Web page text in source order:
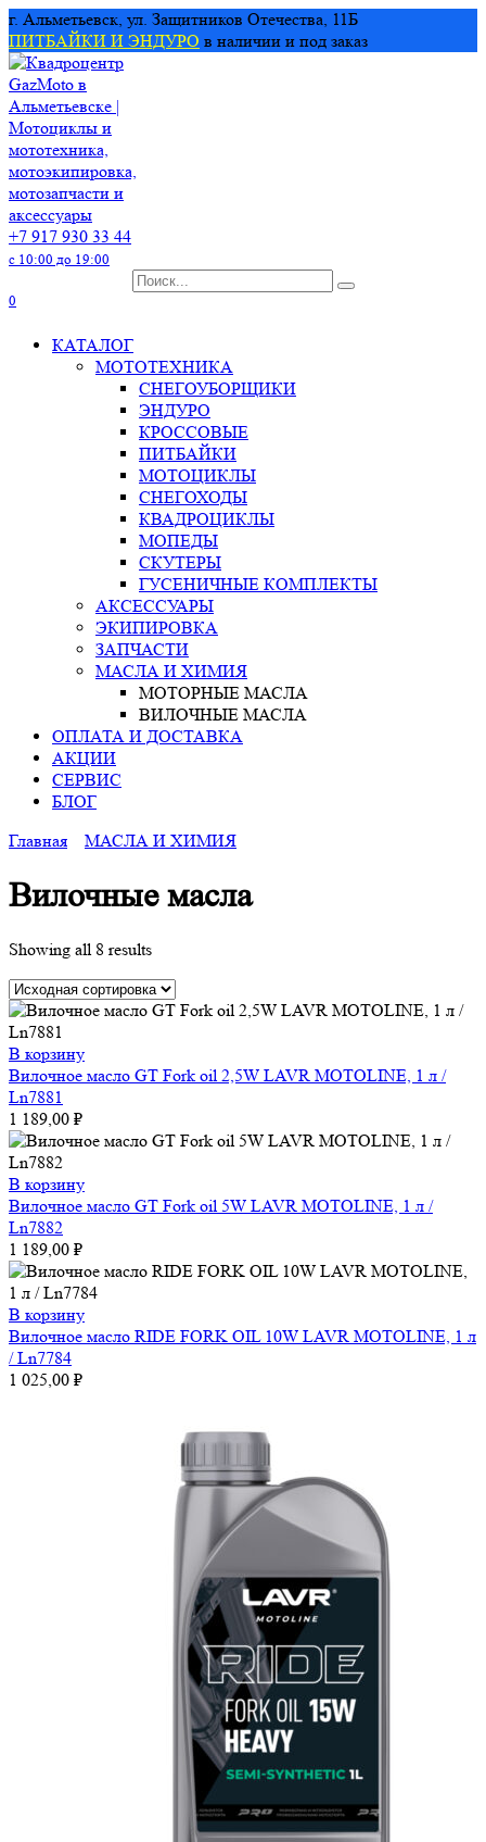
Перейти
к
содержанию
г. Альметьевск, ул. Защитников Отечества, 11Б
ПИТБАЙКИ И ЭНДУРО в наличии и под заказ
+7 917 930 33 44
с 10:00 до 19:00
Search
0
КАТАЛОГ
МОТОТЕХНИКА
СНЕГОУБОРЩИКИ
ЭНДУРО
КРОССОВЫЕ
ПИТБАЙКИ
МОТОЦИКЛЫ
СНЕГОХОДЫ
КВАДРОЦИКЛЫ
МОПЕДЫ
СКУТЕРЫ
ГУСЕНИЧНЫЕ КОМПЛЕКТЫ
АКСЕССУАРЫ
ЭКИПИРОВКА
ЗАПЧАСТИ
МАСЛА И ХИМИЯ
МОТОРНЫЕ МАСЛА
ВИЛОЧНЫЕ МАСЛА
ОПЛАТА И ДОСТАВКА
АКЦИИ
СЕРВИС
БЛОГ
Главная
МАСЛА И ХИМИЯ
Вилочные масла
Showing all 8 results
В корзину
Вилочное масло GT Fork oil 2,5W LAVR MOTOLINE, 1 л /
Ln7881
1 189,00 ₽
В корзину
Вилочное масло GT Fork oil 5W LAVR MOTOLINE, 1 л /
Ln7882
1 189,00 ₽
В корзину
Вилочное масло RIDE FORK OIL 10W LAVR MOTOLINE, 1 л
/ Ln7784
1 025,00 ₽